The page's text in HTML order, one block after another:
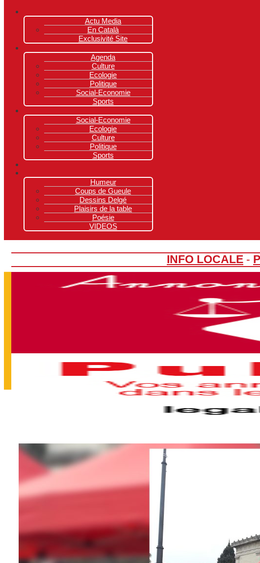
Actu Media
En Català
Exclusivité Site
Agenda
Culture
Ecologie
Politique
Social-Economie
Sports
Social-Economie
Ecologie
Culture
Politique
Sports
Humeur
Coups de Gueule
Dessins Delgé
Plaisirs de la table
Poésie
VIDEOS
INFO LOCALE -